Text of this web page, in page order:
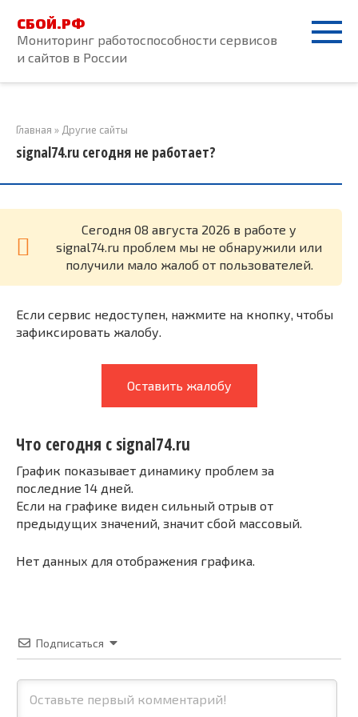
контенту
СБОЙ.РФ
Мониторинг работоспособности сервисов
и сайтов в России
Главная » Другие сайты
signal74.ru сегодня не работает?
Cегодня 08 августа 2026 в работе у
signal74.ru проблем мы не обнаружили или
получили мало жалоб от пользователей.
Если сервис недоступен, нажмите на кнопку, чтобы
зафиксировать жалобу.
Оставить жалобу
Что сегодня с signal74.ru
График показывает динамику проблем за
последние 14 дней.
Если на графике виден сильный отрыв от
предыдущих значений, значит сбой массовый.
Нет данных для отображения графика.
Подписаться